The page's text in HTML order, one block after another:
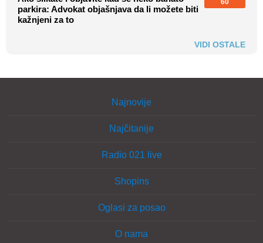
parkira: Advokat objašnjava da li možete biti
kažnjeni za to
60
VIDI OSTALE
Najnovije
Najčitanije
Radio 021 live
Shopins
Oglasi za posao
O nama